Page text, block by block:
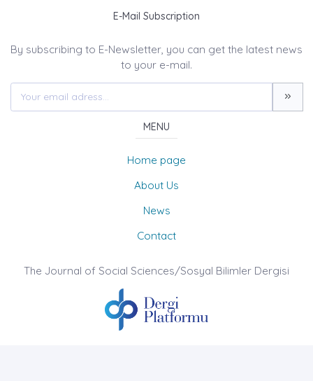
E-Mail Subscription
By subscribing to E-Newsletter, you can get the latest news
to your e-mail.
MENU
Home page
About Us
News
Contact
The Journal of Social Sciences/Sosyal Bilimler Dergisi